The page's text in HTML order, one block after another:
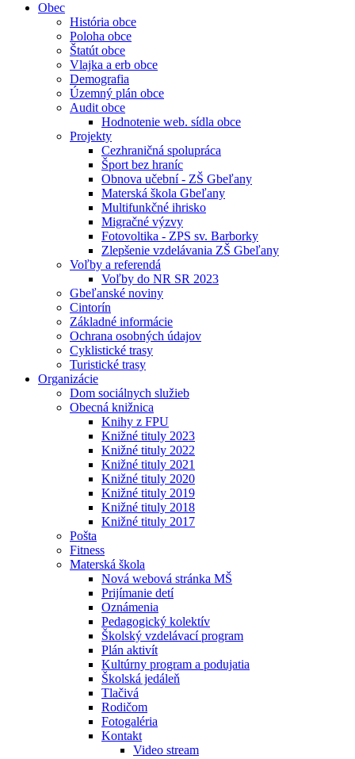
Obec
História obce
Poloha obce
Štatút obce
Vlajka a erb obce
Demografia
Územný plán obce
Audit obce
Hodnotenie web. sídla obce
Projekty
Cezhraničná spolupráca
Šport bez hraníc
Obnova učební - ZŠ Gbeľany
Materská škola Gbeľany
Multifunkčné ihrisko
Migračné výzvy
Fotovoltika - ZPS sv. Barborky
Zlepšenie vzdelávania ZŠ Gbeľany
Voľby a referendá
Voľby do NR SR 2023
Gbeľanské noviny
Cintorín
Základné informácie
Ochrana osobných údajov
Cyklistické trasy
Turistické trasy
Organizácie
Dom sociálnych služieb
Obecná knižnica
Knihy z FPU
Knižné tituly 2023
Knižné tituly 2022
Knižné tituly 2021
Knižné tituly 2020
Knižné tituly 2019
Knižné tituly 2018
Knižné tituly 2017
Pošta
Fitness
Materská škola
Nová webová stránka MŠ
Prijímanie detí
Oznámenia
Pedagogický kolektív
Školský vzdelávací program
Plán aktivít
Kultúrny program a podujatia
Školská jedáleň
Tlačivá
Rodičom
Fotogaléria
Kontakt
Video stream